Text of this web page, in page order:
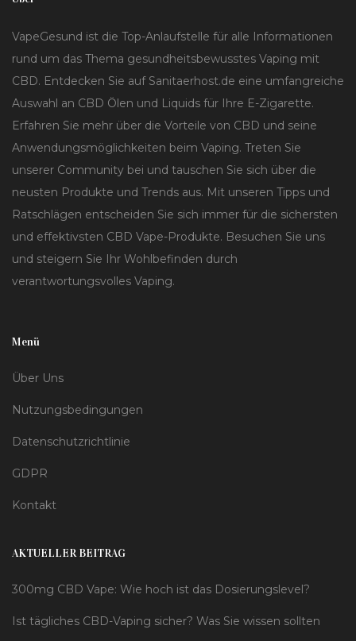
VapeGesund ist die Top-Anlaufstelle für alle Informationen
rund um das Thema gesundheitsbewusstes Vaping mit
CBD. Entdecken Sie auf Sanitaerhost.de eine umfangreiche
Auswahl an CBD Ölen und Liquids für Ihre E-Zigarette.
Erfahren Sie mehr über die Vorteile von CBD und seine
Anwendungsmöglichkeiten beim Vaping. Treten Sie
unserer Community bei und tauschen Sie sich über die
neusten Produkte und Trends aus. Mit unseren Tipps und
Ratschlägen entscheiden Sie sich immer für die sichersten
und effektivsten CBD Vape-Produkte. Besuchen Sie uns
und steigern Sie Ihr Wohlbefinden durch
verantwortungsvolles Vaping.
Menü
Über Uns
Nutzungsbedingungen
Datenschutzrichtlinie
GDPR
Kontakt
AKTUELLER BEITRAG
300mg CBD Vape: Wie hoch ist das Dosierungslevel?
Ist tägliches CBD-Vaping sicher? Was Sie wissen sollten